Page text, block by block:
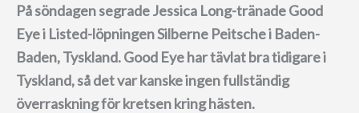
På söndagen segrade Jessica Long-tränade Good
Eye i Listed-löpningen Silberne Peitsche i Baden-
Baden, Tyskland.Good Eye har tävlat bra tidigare i
Tyskland, så det var kanske ingen fullständig
överraskning för kretsen kring hästen.